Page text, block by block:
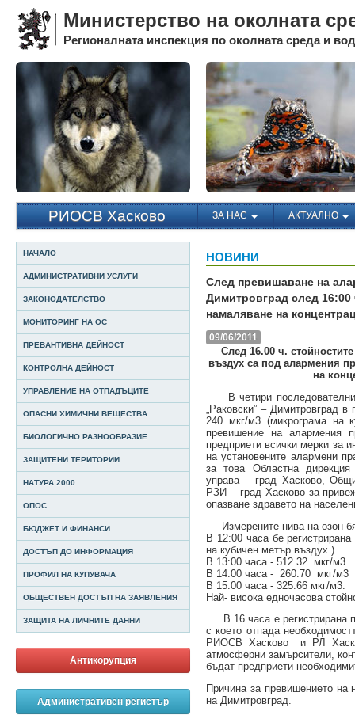
Министерство на околната
Регионалната инспекция по околната среда и
РИОСВ Хасково ЗА НАС АКТУАЛНО
НАЧАЛО
АДМИНИСТРАТИВНИ УСЛУГИ
ЗАКОНОДАТЕЛСТВО
МОНИТОРИНГ НА ОС
ПРЕВАНТИВНА ДЕЙНОСТ
КОНТРОЛНА ДЕЙНОСТ
УПРАВЛЕНИЕ НА ОТПАДЪЦИТЕ
ОПАСНИ ХИМИЧНИ ВЕЩЕСТВА
БИОЛОГИЧНО РАЗНООБРАЗИЕ
ЗАЩИТЕНИ ТЕРИТОРИИ
НАТУРА 2000
ОПОС
БЮДЖЕТ И ФИНАНСИ
ДОСТЪП ДО ИНФОРМАЦИЯ
ПРОФИЛ НА КУПУВАЧА
ОБЩЕСТВЕН ДОСТЪП НА ЗАЯВЛЕНИЯ
ЗАЩИТА НА ЛИЧНИТЕ ДАННИ
Антикорупция
Административен регистър
НОВИНИ
След превишаване на
Димитровград след 16:00
намаляване на
09/06/2011
След 16.00 ч.
въздух са под алармения
на
В четири последователни
„Раковски” – Димитровград
240 мкг/м3 (микрограма на
превишение на алармения
предприети всички мерки за
на установените алармени
за това Областна дирекция
управа – град Хасково,
РЗИ – град Хасково за
опазване здравето на
Измерените нива на озон
В 12:00 часа бе
на кубичен метър въздух.)
В 13:00 часа - 512.32 мкг/м3
В 14:00 часа - 260.70 мкг/м3
В 15:00 часа - 325.66 мкг/м3.
Най- висока едночасова
В 16 часа е регистрирана
с което отпада
РИОСВ Хасково и РЛ
атмосферни замърсители,
бъдат предприети
Причина за превишението на
на Димитровград.